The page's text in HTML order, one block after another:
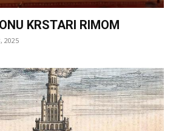
KRSTARI RIMOM
2025